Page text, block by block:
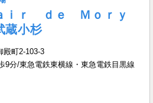
ｉｒ ｄｅ Ｍｏｒｙ
小杉
殿町2-103-3
9分/東急電鉄東横線・東急電鉄目黒線